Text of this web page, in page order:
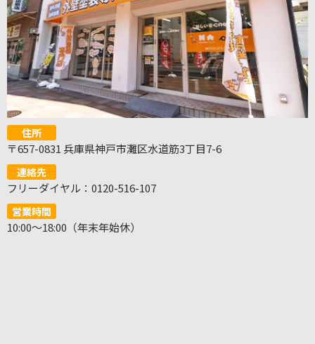
住所
〒657-0831 兵庫県神戸市灘区水道筋3丁目7-6
連絡先
フリーダイヤル：0120-516-107
営業時間
10:00～18:00（年末年始休）